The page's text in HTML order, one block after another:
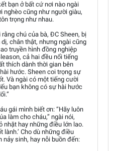
bạn ở bất cứ nơi nào ngài
nghèo cũng như người giàu,
trọng như nhau.
chú của bà, ĐC Sheen, bị
chân thật, nhưng ngài cũng
truyền hình đồng nghiệp
cả hai đều nổi tiếng
thích dành thời gian bên
hước. Sheen coi trọng sự
Và ngài có một tiếng cười
bạn không có sự hài hước
gái mình biết ơn: “Hãy luôn
làm cho cháu,” ngài nói,
nhặt hay những điều lớn lao.
lành.’ Cho dù những điều
nảy sinh, hay nỗi buồn đến: